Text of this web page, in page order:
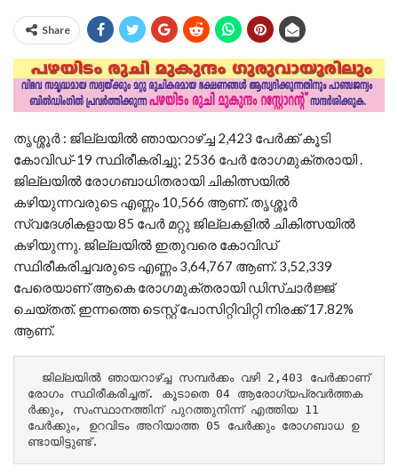
Share
തൃശ്ശൂര്‍ : ജില്ലയില്‍ ഞായറാഴ്ച്ച 2,423 പേര്‍ക്ക് കൂടി
കോവിഡ്-19 സ്ഥിരീകരിച്ചു; 2536 പേര്‍ രോഗമുക്തരായി .
ജില്ലയില്‍ രോഗബാധിതരായി ചികിത്സയില്‍
കഴിയുന്നവരുടെ എണ്ണം 10,566 ആണ്. തൃശ്ശൂര്‍
സ്വദേശികളായ 85 പേര്‍ മറ്റു ജില്ലകളില്‍ ചികിത്സയില്‍
കഴിയുന്നു. ജില്ലയില്‍ ഇതുവരെ കോവിഡ്
സ്ഥിരീകരിച്ചവരുടെ എണ്ണം 3,64,767 ആണ്. 3,52,339
പേരെയാണ് ആകെ രോഗമുക്തരായി ഡിസ്ചാര്‍ജ്ജ്
ചെയ്തത്. ഇന്നത്തെ ടെസ്റ്റ് പോസിറ്റിവിറ്റി നിരക്ക് 17.82%
ആണ്.
രോഗം സ്ഥിരീകരിച്ചത്. കൂടാതെ 04 ആരോഗ്യപ്രവര്‍ത്തക
ര്‍ക്കും, സംസ്ഥാനത്തിന് പുറത്തുനിന്ന് എത്തിയ 11
പേര്‍ക്കും, ഉറവിടം അറിയാത്ത 05 പേര്‍ക്കും രോഗബാധ ഉ
ണ്ടായിട്ടുണ്ട്.